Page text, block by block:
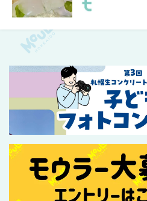
2026年夏 江
まとめ |
2026年夏 札
ントまとめ |